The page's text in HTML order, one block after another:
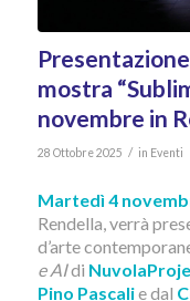
mostra
novembre in
28 Ottobre 2025 / in Eventi
Martedì 4
Rendella, verrà
d’arte
e AIdi
Pino Pascalie dal